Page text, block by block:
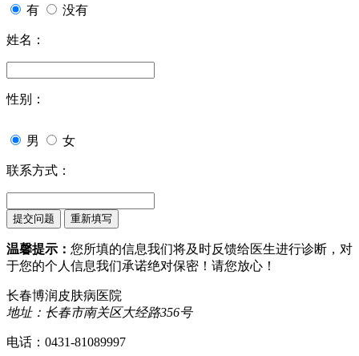
有 没有
姓名：
性别：
男 女
联系方式：
温馨提示： 您所填的信息我们将及时反馈给医生进行诊断，对
于您的个人信息我们承诺绝对保密！请您放心！
长春博润皮肤病医院
地址：长春市南关区大经路356号
电话：0431-81089997